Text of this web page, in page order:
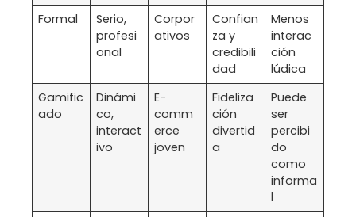
Formal
Serio,
profesi
onal
Corpor
ativos
Confian
za y
credibili
dad
Menos
interac
ción
lúdica
Gamific
ado
Dinámi
co,
interact
ivo
E-
comm
erce
joven
Fideliza
ción
divertid
a
Puede
ser
percibi
do
como
informa
l